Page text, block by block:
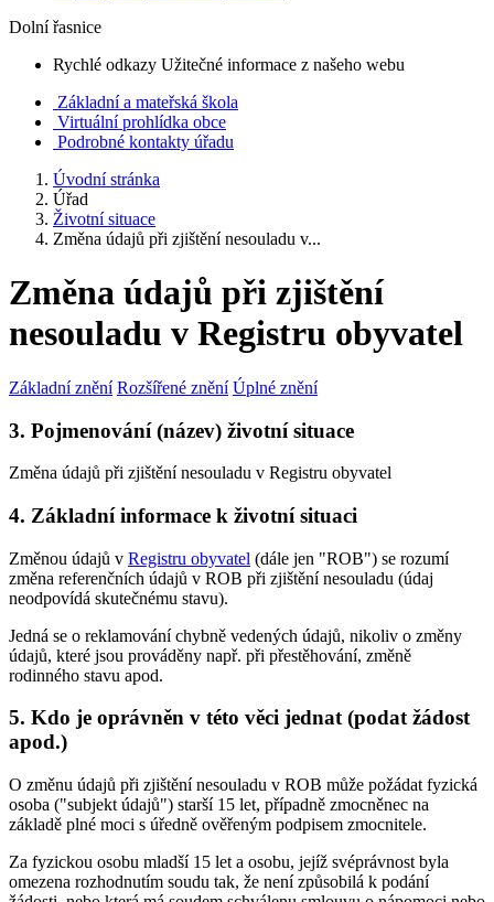
Dolní řasnice
Rychlé odkazy Užitečné informace z našeho webu
Základní a mateřská škola
Virtuální prohlídka obce
Podrobné kontakty úřadu
Úvodní stránka
Úřad
Životní situace
Změna údajů při zjištění nesouladu v...
Změna údajů při zjištění
nesouladu v Registru obyvatel
Základní znění Rozšířené znění Úplné znění
3. Pojmenování (název) životní situace
Změna údajů při zjištění nesouladu v Registru obyvatel
4. Základní informace k životní situaci
Změnou údajů v Registru obyvatel (dále jen "ROB") se rozumí
změna referenčních údajů v ROB při zjištění nesouladu (údaj
neodpovídá skutečnému stavu).
Jedná se o reklamování chybně vedených údajů, nikoliv o změny
údajů, které jsou prováděny např. při přestěhování, změně
rodinného stavu apod.
5. Kdo je oprávněn v této věci jednat (podat žádost
apod.)
O změnu údajů při zjištění nesouladu v ROB může požádat fyzická
osoba ("subjekt údajů") starší 15 let, případně zmocněnec na
základě plné moci s úředně ověřeným podpisem zmocnitele.
Za fyzickou osobu mladší 15 let a osobu, jejíž svéprávnost byla
omezena rozhodnutím soudu tak, že není způsobilá k podání